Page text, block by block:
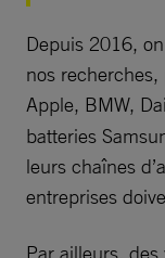
Depuis 2016,
nos
Apple, BMW,
batteries
leurs chaînes
entreprises
Par ailleurs,